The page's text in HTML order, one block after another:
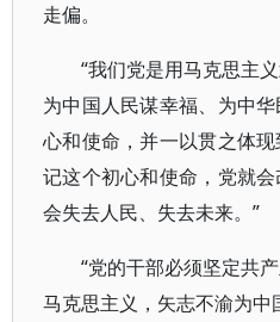
走偏。
“我们党是用马克思主
为中国人民谋幸福、为中
心和使命，并一以贯之体
记这个初心和使命，党就
会失去人民、失去未来。”
“党的干部必须坚定共
马克思主义，矢志不渝为中